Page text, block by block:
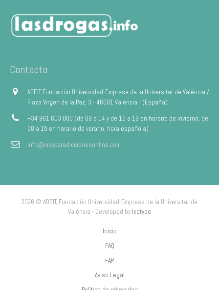
Contacto
ADEIT Fundación Universidad-Empresa de la Universitat de València /
Plaza Virgen de la Paz, 3 - 46001 Valencia - (España)
+34 961 603 000 (de 09 a 14 y de 16 a 19 en horario de invierno; de
08 a 15 en horario de verano, hora española)
info@masteradiccionesonline.com
2026 © ADEIT, Fundación Universidad-Empresa de la Universitat de
València - Developed by Ixotype
Inicio
FAQ
FAP
Aviso Legal